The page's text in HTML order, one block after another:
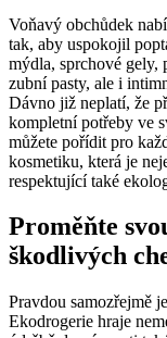
Voňavý obchůdek
tak, aby uspokojil
mýdla, sprchové gely,
zubní pasty, ale i
Dávno již neplatí, že
kompletní potřeby ve
můžete pořídit pro
kosmetiku, která je
respektující také
Proměňte
škodlivých
Pravdou samozřejmě
Ekodrogerie hraje